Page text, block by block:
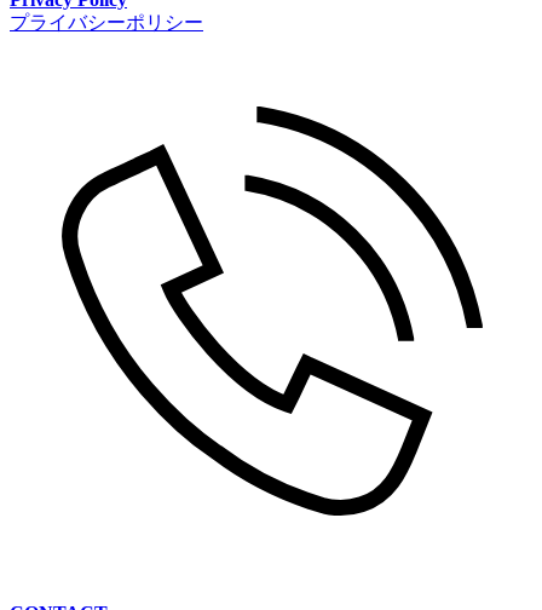
プライバシーポリシー